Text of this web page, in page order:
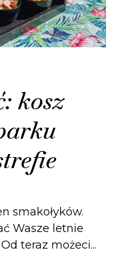
kosz
smakołyków.
Wasze letnie
teraz możeci...